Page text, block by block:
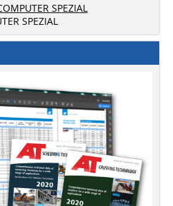
SPEZIAL
SPEZIAL